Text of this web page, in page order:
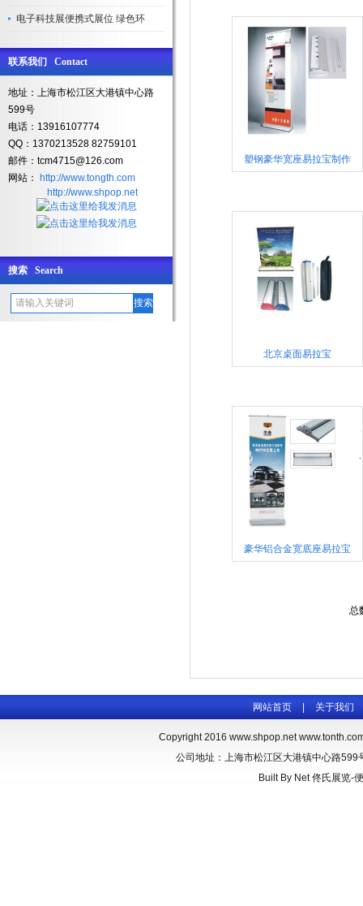
电子科技展便携式展位 绿色环
联系我们 Contact
地址：上海市松江区大港镇中心路
599号
电话：13916107774
QQ：1370213528 82759101
邮件：tcm4715@126.com
网站：
http://www.tongth.com
http://www.shpop.net
搜索 Search
塑钢豪华宽座易拉宝制作
北京桌面易拉宝
豪华铝合金宽底座易拉宝
总
网站首页 关于我们
Copyright 2016 www.shpop.net
公司地址：上海市松江区大港镇中心路
Built By Net 佟氏展览-